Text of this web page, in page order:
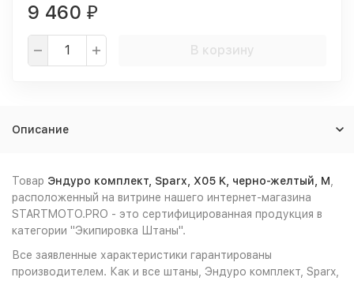
9 460 ₽
В корзину
Описание
Товар Эндуро комплект, Sparx, X05 K, черно-желтый, M
расположенный на витрине нашего интернет-магазина
STARTMOTO.PRO - это сертифицированная продукция в
категории "Экипировка Штаны".
Все заявленные характеристики гарантированы
производителем. Как и все штаны, Эндуро комплект, Sparx,